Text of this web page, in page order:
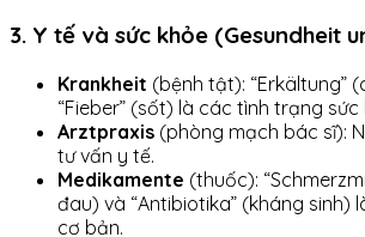
3. Y tế và sức khỏe (Gesundheit
Krankheit (bệnh tật): “Erkältung”
“Fieber” (sốt) là các tình trạng
Arztpraxis (phòng mạch bác sĩ):
tư vấn y tế.
Medikamente (thuốc):
đau) và “Antibiotika” (kháng sinh)
cơ bản.